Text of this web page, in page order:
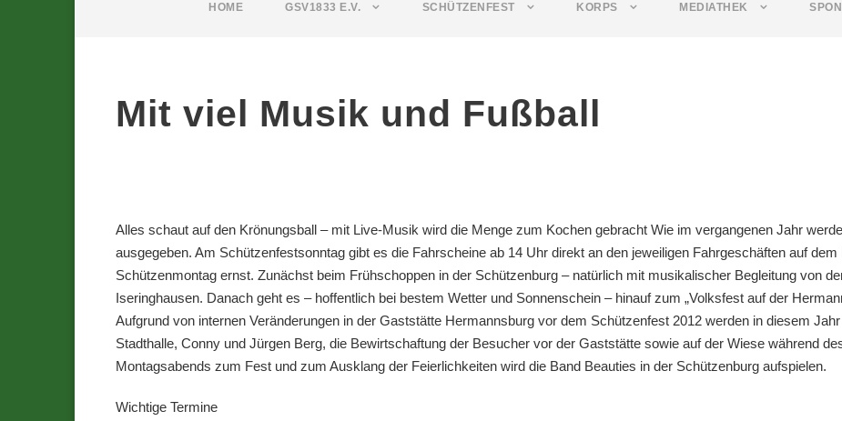
HOME GSV1833 E.V. SCHÜTZENFEST KORPS MEDIATHEK
Mit viel Musik und Fußball
Alles schaut auf den Krönungsball – mit Live-Musik wird die Menge zum Kochen gebracht Wie im vergangenen Jahr
ausgegeben. Am Schützenfestsonntag gibt es die Fahrscheine ab 14 Uhr direkt an den jeweiligen Fahrgeschäften auf
Schützenmontag ernst. Zunächst beim Frühschoppen in der Schützenburg – natürlich mit musikalischer Begleitung von
Iseringhausen. Danach geht es – hoffentlich bei bestem Wetter und Sonnenschein – hinauf zum „Volksfest auf der
Aufgrund von internen Veränderungen in der Gaststätte Hermannsburg vor dem Schützenfest 2012 werden in diesem
Stadthalle, Conny und Jürgen Berg, die Bewirtschaftung der Besucher vor der Gaststätte sowie auf der Wiese während
Montagsabends zum Fest und zum Ausklang der Feierlichkeiten wird die Band Beauties in der Schützenburg aufspielen.
Wichtige Termine